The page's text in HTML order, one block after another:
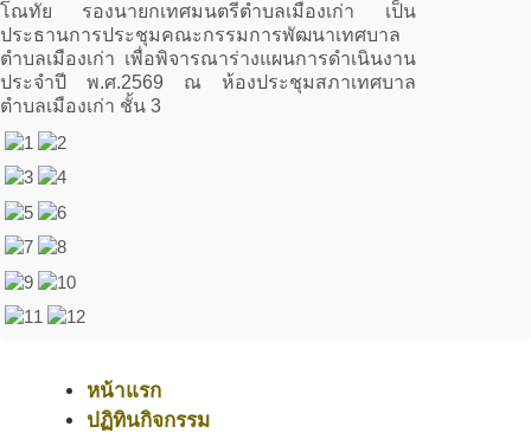
โณทัย รองนายกเทศมนตรีตำบลเมืองเก่า เป็น
ประธานการประชุมคณะกรรมการพัฒนาเทศบาล
ตำบลเมืองเก่า เพื่อพิจารณาร่างแผนการดำเนินงาน
ประจำปี พ.ศ.2569 ณ ห้องประชุมสภาเทศบาล
ตำบลเมืองเก่า ชั้น 3
หน้าแรก
ปฏิทินกิจกรรม